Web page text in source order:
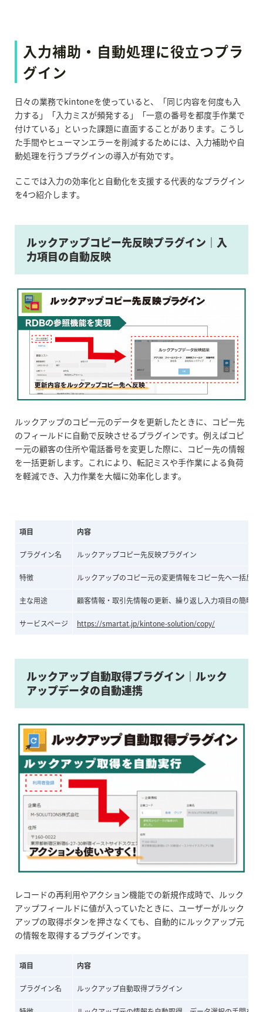
入力補助・自動処理に役立つプラ
グイン
日々の業務でkintoneを使っていると、「同じ内容を何度も入
力する」「入力ミスが頻発する」「一意の番号を都度手作業で
付けている」といった課題に直面することがあります。こうし
た手間やヒューマンエラーを削減するためには、入力補助や自
動処理を行うプラグインの導入が有効です。
ここでは入力の効率化と自動化を支援する代表的なプラグイン
を4つ紹介します。
ルックアップコピー先反映プラグイン｜入
力項目の自動反映
ルックアップのコピー元のデータを更新したときに、コピー先
のフィールドに自動で反映させるプラグインです。例えばコピ
ー元の顧客の住所や電話番号を変更した際に、コピー先の情報
を一括更新します。これにより、転記ミスや手作業による負荷
を軽減でき、入力作業を大幅に効率化します。
項目 内容
プラグイン名 ルックアップコピー先反映プラグイン
特徴 ルックアップのコピー元の変更情報をコピー先へ一括反映
主な用途 顧客情報・取引先情報の更新、繰り返し入力項目の簡略化
サービスページ https://smartat.jp/kintone-solution/copy/
ルックアップ自動取得プラグイン｜ルック
アップデータの自動連携
レコードの再利用やアクション機能での新規作成時で、ルック
アップフィールドに値が入っていたときに、ユーザーがルック
アップの取得ボタンを押さなくても、自動的にルックアップ元
の情報を取得するプラグインです。
項目 内容
プラグイン名 ルックアップ自動取得プラグイン